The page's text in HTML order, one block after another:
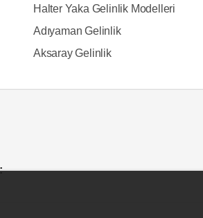
Halter Yaka Gelinlik Modelleri
Adıyaman Gelinlik
Aksaray Gelinlik